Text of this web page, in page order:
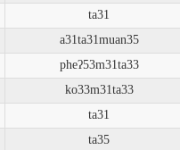
ta31
a31ta31muan35
pheʔ53m31ta33
ko33m31ta33
ta31
ta35